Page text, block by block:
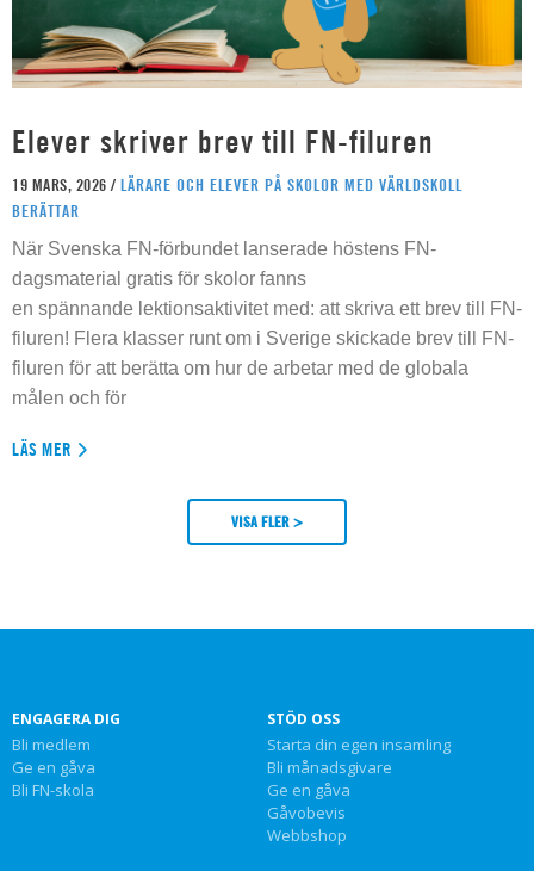
Elever skriver brev till FN-filuren
19 MARS, 2026 / LÄRARE OCH ELEVER PÅ SKOLOR MED VÄRLDSKOLL
BERÄTTAR
När Svenska FN-förbundet lanserade höstens FN-
dagsmaterial gratis för skolor fanns
en spännande lektionsaktivitet med: att skriva ett brev till FN-
filuren! Flera klasser runt om i Sverige skickade brev till FN-
filuren för att berätta om hur de arbetar med de globala
målen och för
LÄS MER
VISA FLER >
ENGAGERA DIG
Bli medlem
Ge en gåva
Bli FN-skola
STÖD OSS
Starta din egen insamling
Bli månadsgivare
Ge en gåva
Gåvobevis
Webbshop